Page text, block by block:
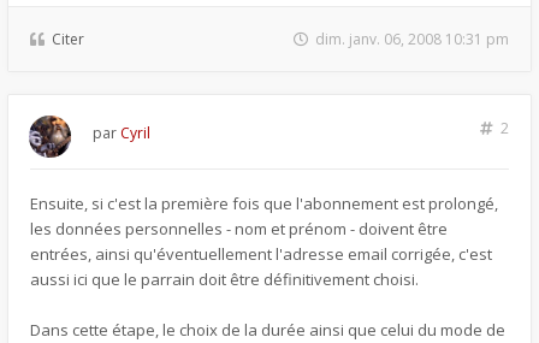
Citer dim. janv. 06, 2008 10:31 pm
2
par Cyril
Ensuite, si c'est la première fois que l'abonnement est prolongé,
les données personnelles - nom et prénom - doivent être
entrées, ainsi qu'éventuellement l'adresse email corrigée, c'est
aussi ici que le parrain doit être définitivement choisi.
Dans cette étape, le choix de la durée ainsi que celui du mode de